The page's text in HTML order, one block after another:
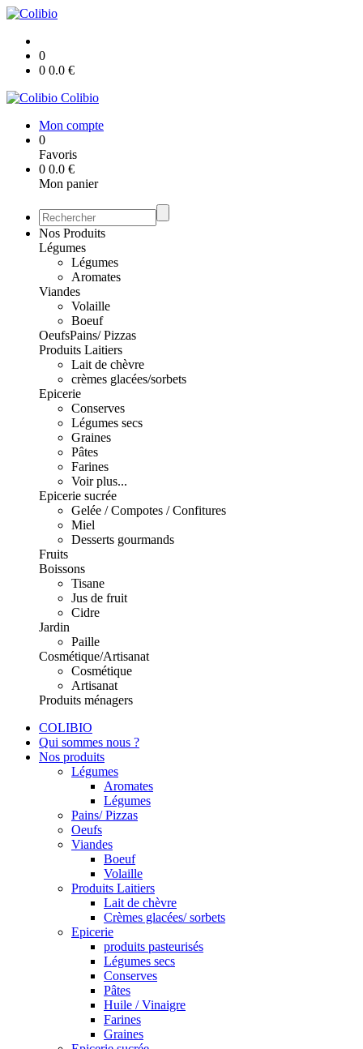
0
0 0.0 €
Colibio
Mon compte
0
Favoris
0 0.0 €
Mon panier
Nos Produits
Légumes
Légumes
Aromates
Viandes
Volaille
Boeuf
OeufsPains/ Pizzas
Produits Laitiers
Lait de chèvre
crèmes glacées/sorbets
Epicerie
Conserves
Légumes secs
Graines
Pâtes
Farines
Voir plus...
Epicerie sucrée
Gelée / Compotes / Confitures
Miel
Desserts gourmands
Fruits
Boissons
Tisane
Jus de fruit
Cidre
Jardin
Paille
Cosmétique/Artisanat
Cosmétique
Artisanat
Produits ménagers
COLIBIO
Qui sommes nous ?
Nos produits
Légumes
Aromates
Légumes
Pains/ Pizzas
Oeufs
Viandes
Boeuf
Volaille
Produits Laitiers
Lait de chèvre
Crèmes glacées/ sorbets
Epicerie
produits pasteurisés
Légumes secs
Conserves
Pâtes
Huile / Vinaigre
Farines
Graines